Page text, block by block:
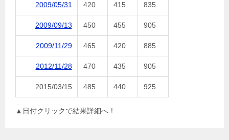
2009/05/31 420 415 835
2009/09/13 450 455 905
2009/11/29 465 420 885
2012/11/28 470 435 905
2015/03/15 485 440 925
▲日付クリックで結果詳細へ！